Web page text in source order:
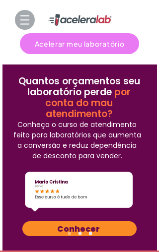
Acelerar meu laboratório
Quantos orçamentos seu
laboratório perde por
conta do mau
atendimento?
Conheça o curso de atendimento
feito para laboratórios que aumenta
a conversão e reduz dependência
de desconto para vender.
Conhecer